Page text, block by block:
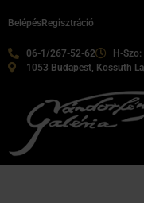
06-1/267-52-62
H-
1053 Budapest, Kossuth
BelépésRegisztráció